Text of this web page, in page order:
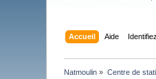
Accueil Aide
Natmoulin » Centre de